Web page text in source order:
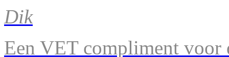
Dik
Een VET compliment voor